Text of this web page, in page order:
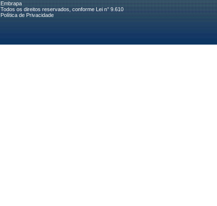
Embrapa
Todos os direitos reservados, conforme Lei n° 9.610
Política de Privacidade